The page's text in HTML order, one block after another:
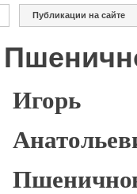
вкладки
(активная вкладка)
Публикации на сайте
Игорь